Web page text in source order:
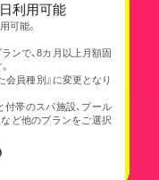
利用可能
可能。
ンで、8カ月以上月額固
会員種別』に変更となり
付帯のスパ施設、プール
ど他のプランをご選択